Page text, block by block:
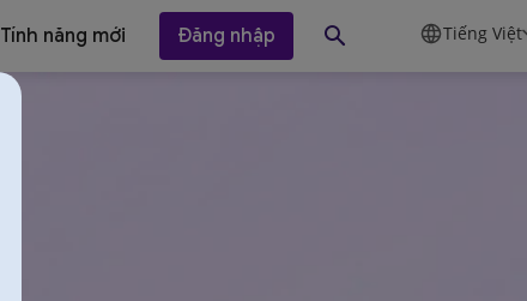
Tiếng Việt
Tính năng mới Đăng nhập